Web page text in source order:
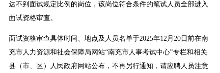
达不到面试规定比例的岗位，该岗位符合条件的笔试人员全部进入
面试资格审查。
面试资格审查具体时间、地点及人员名单于2025年12月20日前在南
充市人力资源和社会保障局网站“南充市人事考试中心”专栏和相关
县（市、区）人民政府网站公布，不再另行通知，请应聘人员注意